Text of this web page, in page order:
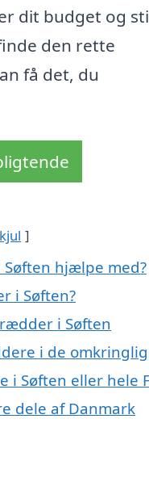
dit budget og
den rette
få det, du
hjælpe med?
i Søften?
i Søften
i de
i Søften eller hele
dele af Danmark